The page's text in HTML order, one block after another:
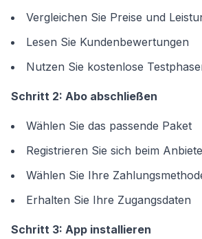
Vergleichen Sie Preise und
Lesen Sie Kundenbewertungen
Nutzen Sie kostenlose
Schritt 2: Abo abschließen
Wählen Sie das passende Paket
Registrieren Sie sich beim
Wählen Sie Ihre
Erhalten Sie Ihre Zugangsdaten
Schritt 3: App installieren